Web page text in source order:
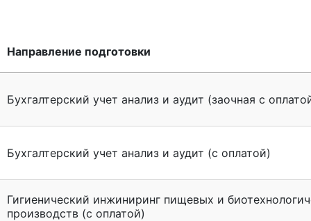
Направление подготовки
Бухгалтерский учет анализ и аудит (заочная с
Бухгалтерский учет анализ и аудит (с оплатой)
Гигиенический инжиниринг пищевых и
производств (с оплатой)